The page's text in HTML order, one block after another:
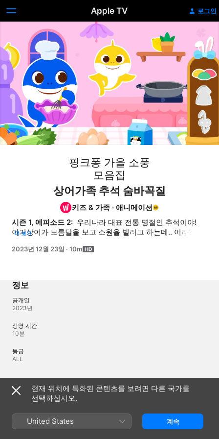
Apple TV 로그인
핑크퐁 가을 소풍
모음집
상어가족 추석 숨바꼭질
키즈 & 가족 ·애니메이션
시즌 1, 에피소드 2: 우리나라 대표 전통 명절인 추석이야!
아기상어가 보름달을 보고 소원을 빌려고 하는데.. 어라?
추석 선물 3가지를 찾아야 보름달을 돌려준대요! 친구들!
더 보기
2023년 12월 23일 · 10m
정보
공개일
2023년
상영 시간
10분
등급
ALL
언어
제작 오디오
오디오
현재 위치에 특화된 콘텐츠를 보려면 다른 국가를
선택하십시오.
United States 계속